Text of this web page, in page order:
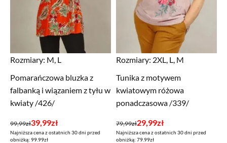
Rozmiary: M, L
Pomarańczowa bluzka z
falbanką i wiązaniem z tyłu w
kwiaty /426/
99,99zł
Pierwotna
cena
39,99zł
Aktualna
cena
Najniższa cena z ostatnich 30 dni przed
obniżką: 99.99zł
Rozmiary: 2XL, L, M
Tunika z motywem
kwiatowym różowa
ponadczasowa /339/
79,99zł
Pierwotna
cena
29,99zł
Aktualna
cena
Najniższa cena z ostatnich 30 dni przed
obniżką: 79.99zł